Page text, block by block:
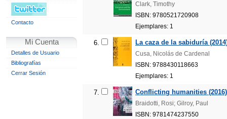
Contacto
Mi Cuenta
Detalles de Usuario
Bibliografías
Cerrar Sesión
Clark, Timothy
ISBN: 9780521720908
Ejemplares: 1
6. La caza de la sabiduría
Cusa, Nicolás de Cardenal
ISBN: 9788430118663
Ejemplares: 1
7. Conflicting humanities (2016)
Braidotti, Rosi; Gilroy, Paul
ISBN: 9781474237550